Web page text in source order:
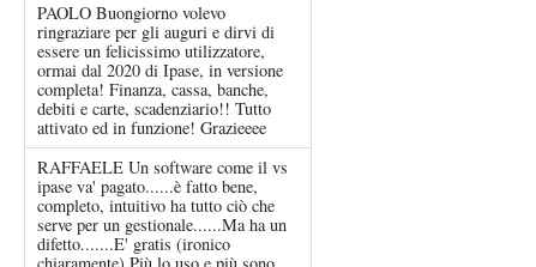
PAOLO Buongiorno volevo
ringraziare per gli auguri e dirvi di
essere un felicissimo utilizzatore,
ormai dal 2020 di Ipase, in versione
completa! Finanza, cassa, banche,
debiti e carte, scadenziario!! Tutto
attivato ed in funzione! Grazieeee
RAFFAELE Un software come il vs
ipase va' pagato......è fatto bene,
completo, intuitivo ha tutto ciò che
serve per un gestionale......Ma ha un
difetto.......E' gratis (ironico